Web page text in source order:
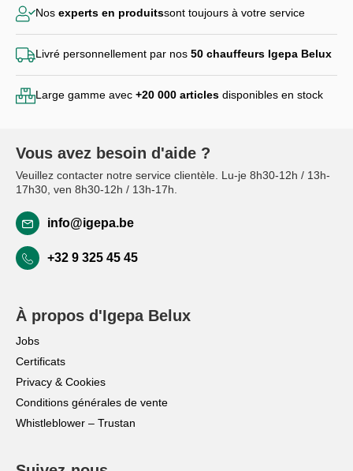
Nos experts en produitssont toujours à votre service
Livré personnellement par nos 50 chauffeurs Igepa Belux
Large gamme avec +20 000 articles disponibles en stock
Vous avez besoin d'aide ?
Veuillez contacter notre service clientèle. Lu-je 8h30-12h / 13h-
17h30, ven 8h30-12h / 13h-17h.
info@igepa.be
+32 9 325 45 45
À propos d'Igepa Belux
Jobs
Certificats
Privacy & Cookies
Conditions générales de vente
Whistleblower – Trustan